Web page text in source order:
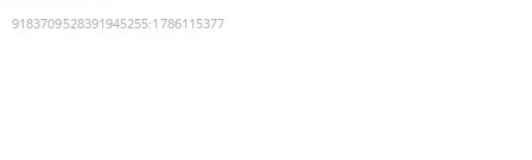
9183709528391945255:1786115377